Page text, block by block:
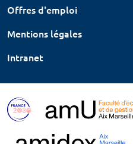
Offres d'emploi
Mentions légales
Intranet